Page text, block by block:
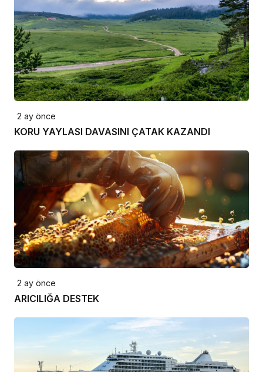
2 ay önce
KORU YAYLASI DAVASINI ÇATAK KAZANDI
2 ay önce
ARICILIĞA DESTEK